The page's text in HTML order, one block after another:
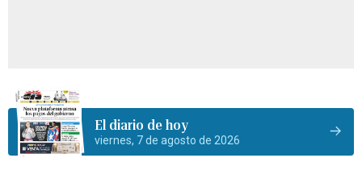
El diario de hoy
viernes, 7 de agosto de 2026